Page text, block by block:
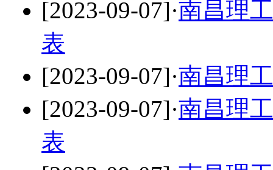
[2023-09-07]·南昌理
表
[2023-09-07]·南昌理
[2023-09-07]·南昌理
表